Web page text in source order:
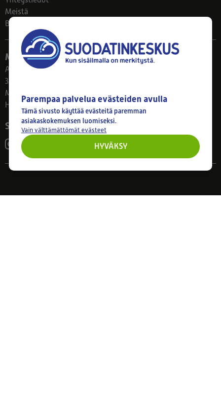
Meistä
Blogi
Myymälä
Ahlmanintie 61
33800 Tampere
Ma–Pe 8–17
Huom! Myymälän poikkeusaukiolot: 27.7.-21.8. klo 8-16
Seuraa meitä
Parempaa palvelua evästeiden avulla
Tämä sivusto käyttää evästeitä paremman
asiakaskokemuksen luomiseksi.
Vain välttämättömät evästeet
HYVÄKSY